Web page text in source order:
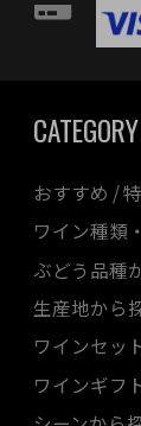
CATEGORY
おすすめ /
ワイン種類
ぶどう品種
生産地から
ワインセッ
ワインギフ